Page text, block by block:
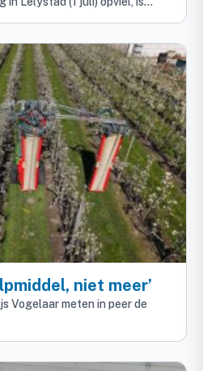
niet meer’
Vogelaar meten in peer de